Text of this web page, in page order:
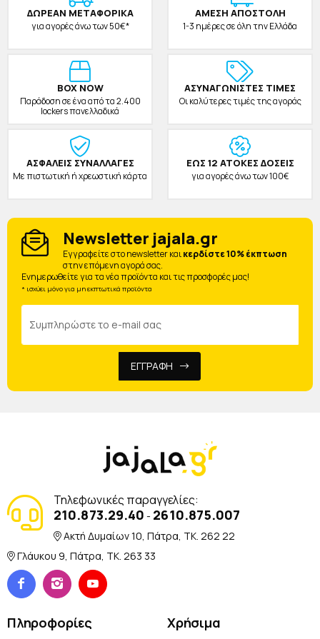
ΔΩΡΕAΝ ΜΕΤΑΦΟΡΙΚΑ
για αγορές άνω των 50€*
ΑΜΕΣΗ ΑΠΟΣΤΟΛΗ
1-3 ημέρες σε όλη την Ελλάδα
BOX NOW
Παράδοση σε ένα από τα 2.400
lockers πανελλαδικά
ΑΣΥΝΑΓΩΝΙΣΤΕΣ ΤΙΜΕΣ
Οι καλύτερες τιμές της αγοράς
ΑΣΦΑΛΕΙΣ ΣΥΝΑΛΛΑΓΕΣ
Με πιστωτική ή χρεωστική κάρτα
ΕΩΣ 12 ΑΤΟΚΕΣ ΔΟΣΕΙΣ
για αγορές άνω των 100€
Newsletter jajala.gr
Eγγραφείτε στο newsletter καικερδίστε 10% έκπτωση
στην επόμενη αγορά σας.
Ενημερωθείτε για τα νέα προϊόντα και τις προσφορές μας!
* ισχύει μόνο για μη εκπτωτικά προϊόντα
ΕΓΓΡΑΦΗ
Τηλεφωνικές παραγγελίες:
210.873.29.40 - 2610.875.007
Ακτή Δυμαίων 10, Πάτρα, TK. 262 22
Γλάυκου 9, Πάτρα, TK. 263 33
Πληροφορίες Χρήσιμα